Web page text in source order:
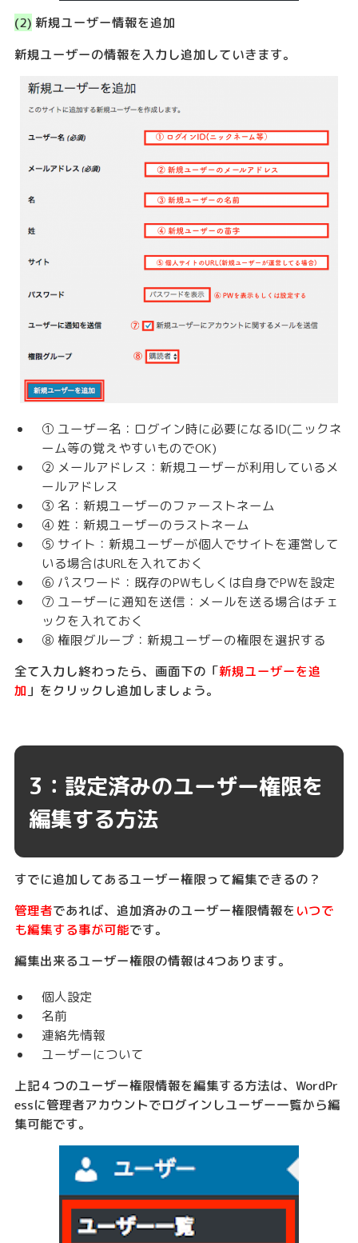
(2) 新規ユーザー情報を追加
新規ユーザーの情報を入力し追加していきます。
① ユーザー名：ログイン時に必要になるID(ニックネ
ーム等の覚えやすいものでOK)
② メールアドレス：新規ユーザーが利用しているメ
ールアドレス
③ 名：新規ユーザーのファーストネーム
④ 姓：新規ユーザーのラストネーム
⑤ サイト：新規ユーザーが個人でサイトを運営して
いる場合はURLを入れておく
⑥ パスワード：既存のPWもしくは自身でPWを設定
⑦ ユーザーに通知を送信：メールを送る場合はチェ
ックを入れておく
⑧ 権限グループ：新規ユーザーの権限を選択する
全て入力し終わったら、画面下の「新規ユーザーを追
加 」をクリックし追加しましょう。
3：設定済みのユーザー権限を
編集する方法
すでに追加してあるユーザー権限って編集できるの？
管理者であれば、追加済みのユーザー権限情報を いつで
も編集する事が可能です。
編集出来るユーザー権限の情報は4つあります。
個人設定
名前
連絡先情報
ユーザーについて
上記４つのユーザー権限情報を編集する方法は、WordPr
essに管理者アカウントでログインしユーザー一覧から編
集可能です。